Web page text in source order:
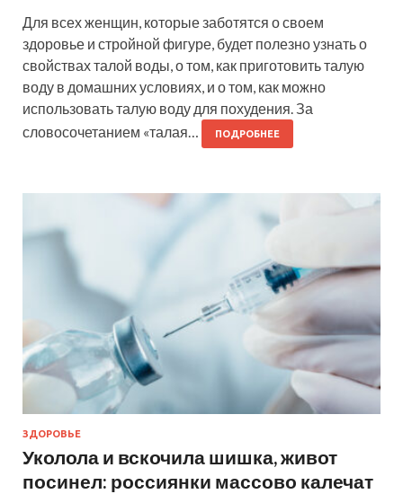
Для всех женщин, которые заботятся о своем
здоровье и стройной фигуре, будет полезно узнать о
свойствах талой воды, о том, как приготовить талую
воду в домашних условиях, и о том, как можно
использовать талую воду для похудения. За
словосочетанием «талая…
ПОДРОБНЕЕ
ЗДОРОВЬЕ
Уколола и вскочила шишка, живот
посинел: россиянки массово калечат